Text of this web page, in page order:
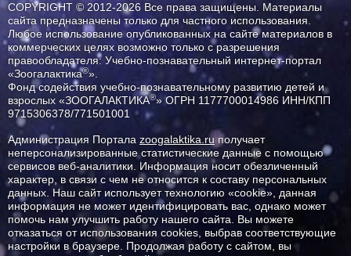
COPYRIGHT © 2012-2026 Все права защищены. Материалы
сайта предназначены только для частного использования.
Любое использование опубликованных на сайте материалов в
коммерческих целях возможно только с разрешения
правообладателя: Учебно-познавательный интернет-портал
«Зоогалактика®».
Фонд содействия учебно-познавательному развитию детей и
взрослых «ЗООГАЛАКТИКА®» ОГРН 1177700014986 ИНН/КПП
9715306378/771501001
Администрация Портала zoogalaktika.ruполучает
неперсонализированные статистические данные с помощью
сервисов веб-аналитики. Информация носит обезличенный
характер, в связи с чем не относится к составу персональных
данных. Наш сайт использует технологию «cookie», данная
информация не может идентифицировать вас, однако может
помочь нам улучшить работу нашего сайта. Вы можете
отказаться от использования cookies, выбрав соответствующие
настройки в браузере. Продолжая работу с сайтом, вы